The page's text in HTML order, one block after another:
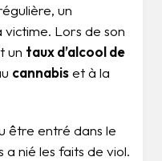
un
Lors de son
un taux d’alcool de
cannabiset à la
être entré dans le
nié les faits de viol.